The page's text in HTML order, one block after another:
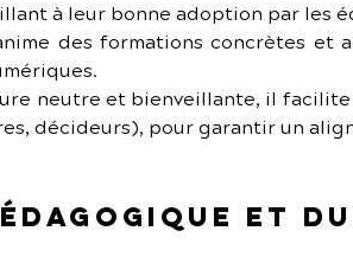
à leur bonne adoption par les
des formations concrètes et
neutre et bienveillante, il
décideurs), pour garantir un
et